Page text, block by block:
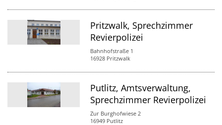
Pritzwalk, Sprechzimmer
Revierpolizei
Bahnhofstraße 1
16928 Pritzwalk
Putlitz, Amtsverwaltung,
Sprechzimmer Revierpolizei
Zur Burghofwiese 2
16949 Putlitz